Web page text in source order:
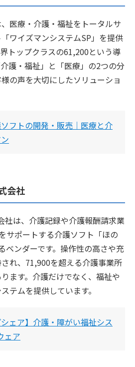
医療・介護・福祉をトータルサ
ワイズマンシステムSP」を提供
トップクラスの61,200という導
護・福祉」と「医療」の2つの分
の声を大切にしたソリューショ
フトの開発・販売｜医療と介
会社
社は、介護記録や介護報酬請求業
サポートする介護ソフト「ほの
ベンダーです。操作性の高さや充
れ、71,900を超える介護事業所
ます。介護だけでなく、福祉や
テムを提供しています。
シェア】介護・障がい福祉シス
ェア